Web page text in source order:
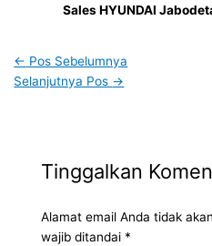
Sales HYUNDAI
← Pos Sebelumnya
Selanjutnya Pos →
Tinggalkan
Alamat email Anda tidak
wajib ditandai *